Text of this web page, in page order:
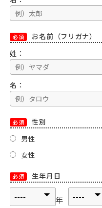
必須
お名前（フリガナ）
姓：
名：
必須
性別
男性
女性
必須 生年月日
年